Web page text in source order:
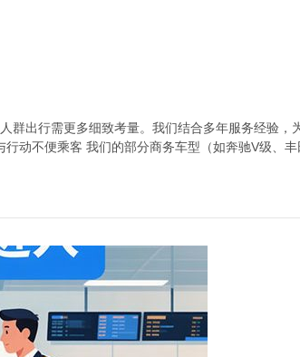
群出行需更多细致考量。我们结合多年服务经验
动不便乘客 我们的部分商务车型（如奔驰V级、